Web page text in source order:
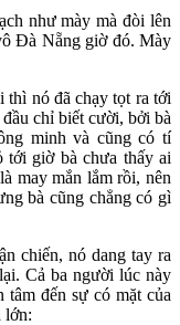
như mày mà đòi lên
Đà Nẵng giờ đó. Mày
thì nó đã chạy tọt ra tới
chỉ biết cười, bởi bà
minh và cũng có tí
tới giờ bà chưa thấy ai
may mắn lắm rồi, nên
bà cũng chẳng có gì
chiến, nó dang tay ra
Cả ba người lúc này
tâm đến sự có mặt của
lớn: